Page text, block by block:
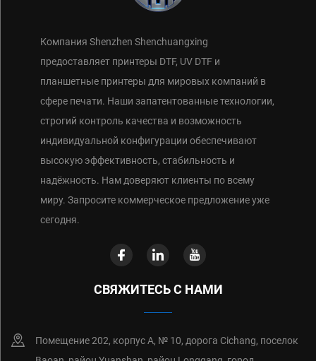
Компания Shenzhen Shenchuangxing
предоставляет принтеры DTF, UV DTF и
планшетные принтеры для мировых компаний в
сфере печати. Наши запатентованные технологии,
строгий контроль качества и возможность
индивидуальной конфигурации обеспечивают
высокую эффективность, стабильность и
надёжность. Нам доверяют клиенты по всему
миру. Запросите коммерческое предложение уже
сегодня.
СВЯЖИТЕСЬ С НАМИ
Помещение 202, корпус А, № 10, дорога Cichang, поселок